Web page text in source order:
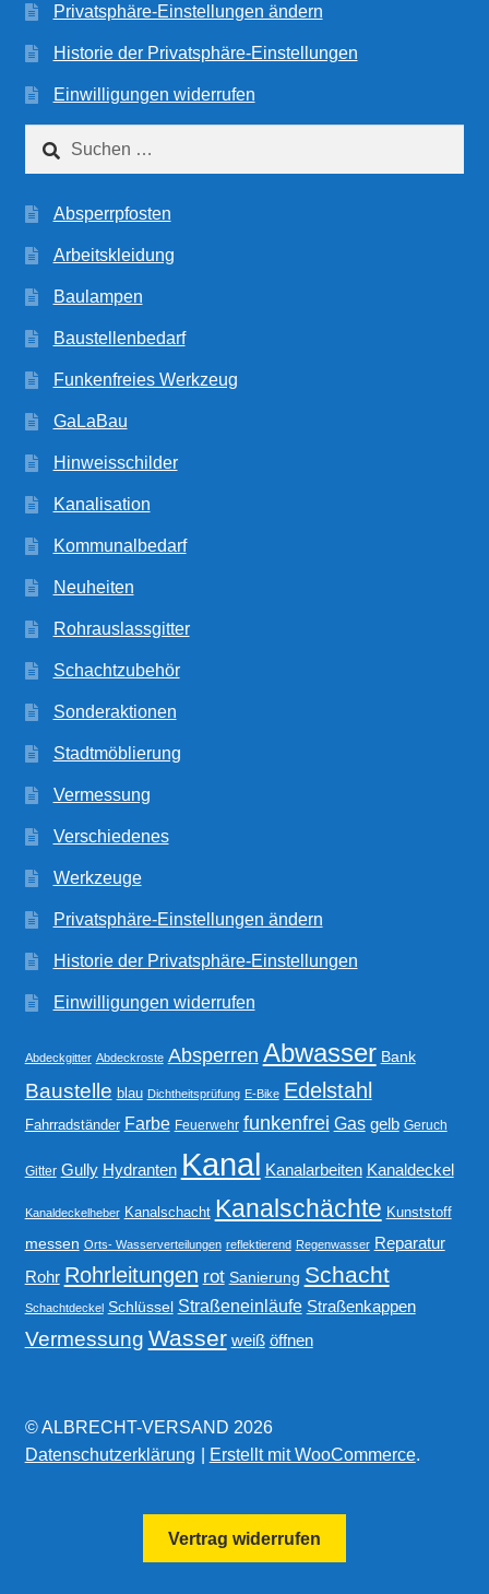
Privatsphäre-Einstellungen ändern
Historie der Privatsphäre-Einstellungen
Einwilligungen widerrufen
nach:
Absperrpfosten
Arbeitskleidung
Baulampen
Baustellenbedarf
Funkenfreies Werkzeug
GaLaBau
Hinweisschilder
Kanalisation
Kommunalbedarf
Neuheiten
Rohrauslassgitter
Schachtzubehör
Sonderaktionen
Stadtmöblierung
Vermessung
Verschiedenes
Werkzeuge
Privatsphäre-Einstellungen ändern
Historie der Privatsphäre-Einstellungen
Einwilligungen widerrufen
Abdeckgitter Abdeckroste Absperren Abwasser Bank
Baustelle blau Dichtheitsprüfung E-Bike Edelstahl
Fahrradständer Farbe Feuerwehr funkenfrei Gas gelb Geruch
Gitter Gully Hydranten Kanal Kanalarbeiten Kanaldeckel
Kanaldeckelheber Kanalschacht Kanalschächte Kunststoff
messen Orts- Wasserverteilungen reflektierend Regenwasser Reparatur
Rohr Rohrleitungen rot Sanierung Schacht
Schachtdeckel Schlüssel Straßeneinläufe Straßenkappen
Vermessung Wasser weiß öffnen
© ALBRECHT-VERSAND 2026
Datenschutzerklärung
Erstellt mit WooCommerce.
Vertrag widerrufen